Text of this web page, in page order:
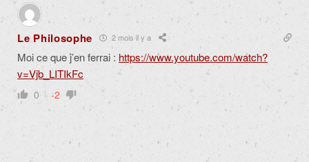
Le Philosophe 2 mois il y a
Moi ce que j’en ferrai : https://www.youtube.com/watch?
v=Vjb_LITIkFc
0 -2